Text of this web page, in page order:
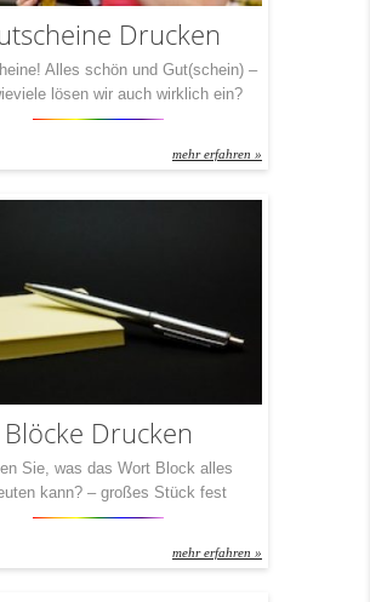
Drucken
Alles schön und Gut(schein) –
lösen wir auch wirklich ein?
Wieviele Gutscheine haben Sie
man und auf wieder andere wird
mehr erfahren »
Blöcke Drucken
Sie, was das Wort Block alles
kann? – großes Stück fest
Materials, meist quaderförmig –
oder Staaten – Häuserkomplex, der
mehr erfahren »